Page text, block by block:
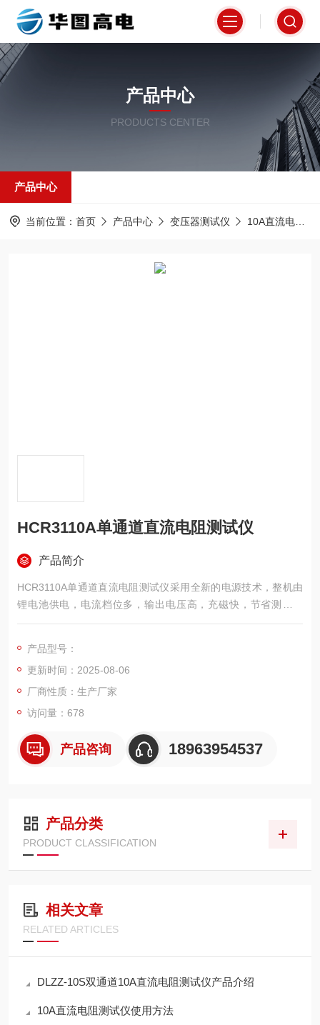
产品中心
PRODUCTS CENTER
产品中心
当前位置： 首页 产品中心 变压器测试仪 10A直流电阻测试仪
HCR3110A单通道直流电阻测试仪
产品简介
HCR3110A单通道直流电阻测试仪采⽤全新的电源技术，整机由
锂电池供电，电流档位多，输出电压⾼，充磁快，节省测量时
间， 最⾼输出电流可达10 A，最⼤输出电压可达20 V，电阻测量
产品型号：
更新时间：2025-08-06
厂商性质：生产厂家
访问量：678
产品咨询 18963954537
产品分类
PRODUCT CLASSIFICATION
相关文章
RELATED ARTICLES
DLZZ-10S双通道10A直流电阻测试仪产品介绍
10A直流电阻测试仪使用方法